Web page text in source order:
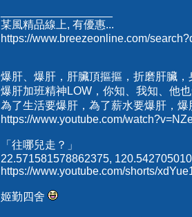
某風精品線上, 有優惠...
https://www.breezeonline.com/
爆肝、爆肝，肝臟頂摳摳，折磨肝臟，
爆肝加班精神LOW，你知、我知、他也
為了生活要爆肝，為了薪水要爆肝，爆
https://www.youtube.com/
「往哪兒走？」
22.571581578862375,
https://www.youtube.com/shorts/
姬勤四舍